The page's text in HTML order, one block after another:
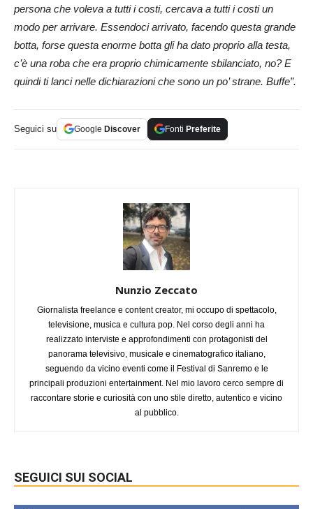
persona che voleva a tutti i costi, cercava a tutti i costi un
modo per arrivare. Essendoci arrivato, facendo questa grande
botta, forse questa enorme botta gli ha dato proprio alla testa,
c’è una roba che era proprio chimicamente sbilanciato, no? E
quindi ti lanci nelle dichiarazioni che sono un po’ strane. Buffe”.
Seguici su Google Discover Fonti Preferite
Nunzio Zeccato
Giornalista freelance e content creator, mi occupo di spettacolo,
televisione, musica e cultura pop. Nel corso degli anni ha
realizzato interviste e approfondimenti con protagonisti del
panorama televisivo, musicale e cinematografico italiano,
seguendo da vicino eventi come il Festival di Sanremo e le
principali produzioni entertainment. Nel mio lavoro cerco sempre di
raccontare storie e curiosità con uno stile diretto, autentico e vicino
al pubblico.
SEGUICI SUI SOCIAL